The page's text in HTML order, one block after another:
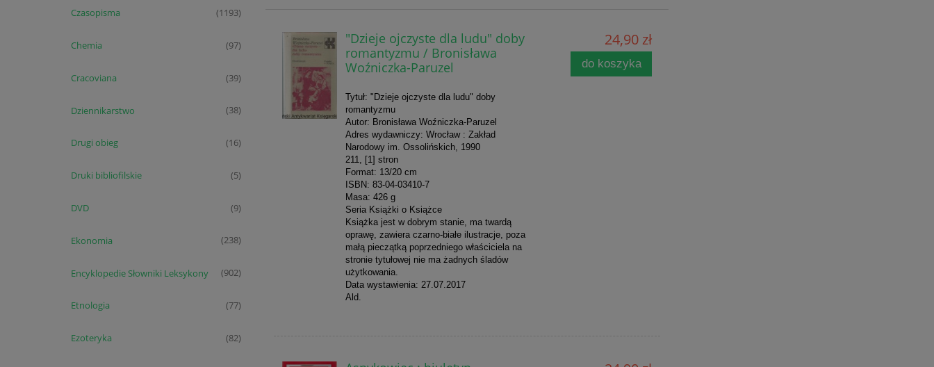
Czasopisma (1193)
Chemia (97)
Cracoviana (39)
Dziennikarstwo (38)
Drugi obieg (16)
Druki bibliofilskie (5)
DVD (9)
Ekonomia (238)
Encyklopedie Słowniki Leksykony (902)
Etnologia (77)
Ezoteryka (82)
"Dzieje ojczyste dla ludu" doby
romantyzmu / Bronisława
Woźniczka-Paruzel
Tytuł: "Dzieje ojczyste dla ludu" doby
romantyzmu
Autor: Bronisława Woźniczka-Paruzel
Adres wydawniczy: Wrocław : Zakład
Narodowy im. Ossolińskich, 1990
211, [1] stron
Format: 13/20 cm
ISBN: 83-04-03410-7
Masa: 426 g
Seria Książki o Książce
Książka jest w dobrym stanie, ma twardą
oprawę, zawiera czarno-białe ilustracje, poza
małą pieczątką poprzedniego właściciela na
stronie tytułowej nie ma żadnych śladów
użytkowania.
Data wystawienia: 27.07.2017
Ald.
24,90 zł
do koszyka